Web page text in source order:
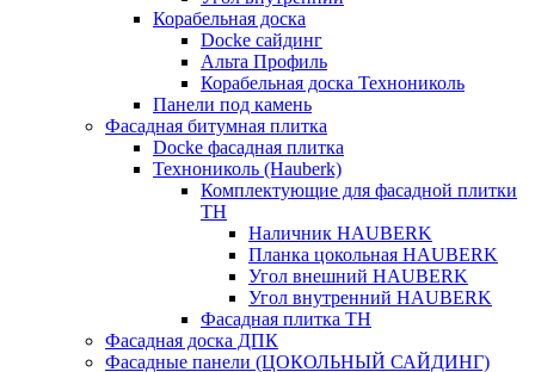
Корабельная доска
Docke сайдинг
Альта Профиль
Корабельная доска Технониколь
Панели под камень
Фасадная битумная плитка
Docke фасадная плитка
Технониколь (Hauberk)
Комплектующие для фасадной плитки
ТН
Наличник HAUBERK
Планка цокольная HAUBERK
Угол внешний HAUBERK
Угол внутренний HAUBERK
Фасадная плитка ТН
Фасадная доска ДПК
Фасадные панели (ЦОКОЛЬНЫЙ САЙДИНГ)